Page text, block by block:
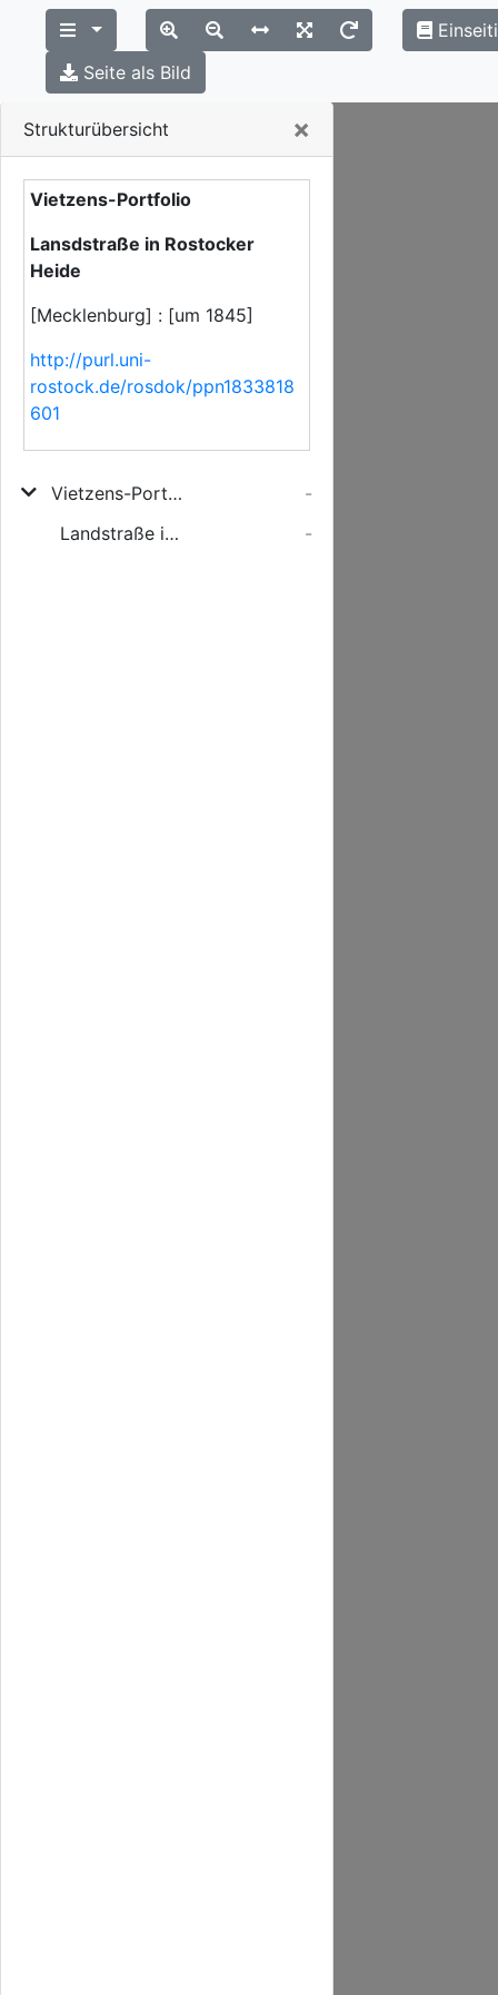
Strukturübersicht ×
Vietzens-Portfolio
Lansdstraße in Rostocker
Heide
[Mecklenburg] : [um 1845]
http://purl.uni-
rostock.de/rosdok/ppn1833818
601
Vietzens-Portfolio
-
Landstraße in Rostocker Heide
-
Seite als Bild